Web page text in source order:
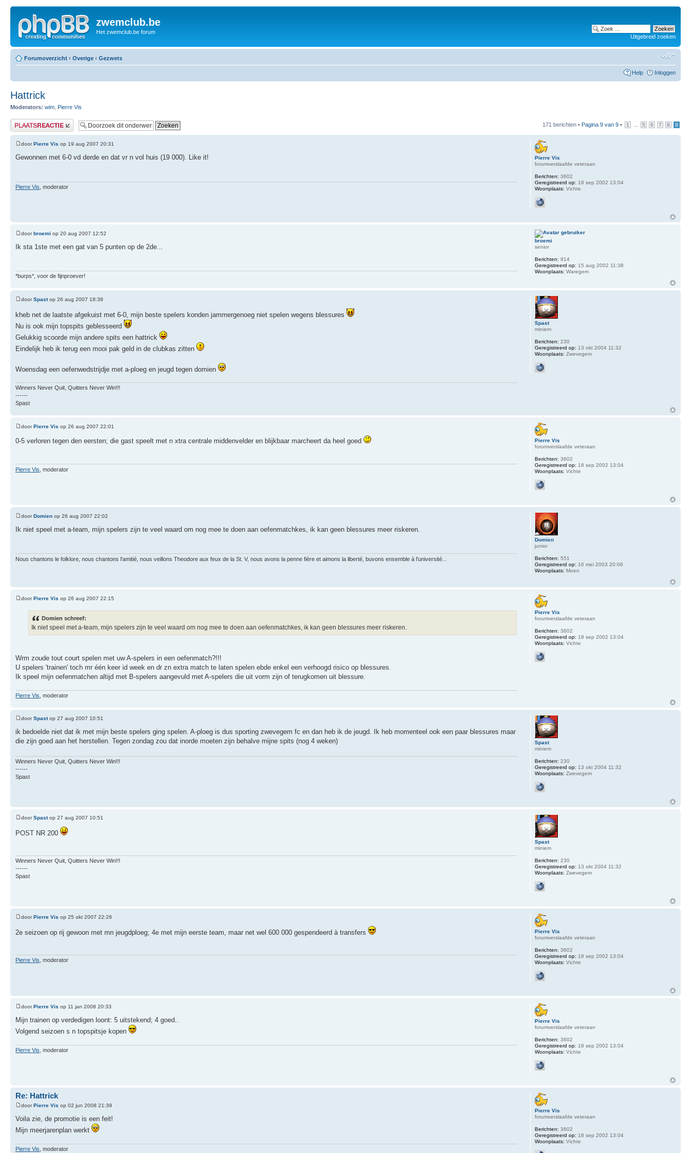
zwemclub.be
Het zwemclub.be forum
Uitgebreid zoeken
Forumoverzicht ‹ Overige ‹ Gezwets
Help Inloggen
Hattrick
Moderators: wim Pierre Vis
Plaats een reactie 171 berichten • Pagina 9 van 9 • 1 5 6 7 8 9
doorPierre Vis op 19 aug 2007 20:31
Gewonnen met 6-0 vd derde en dat vr n vol huis (19 000). Like it!
Pierre Vis , moderator
Pierre Vis
forumverslaafde veteraan
Berichten: 3602
Geregistreerd op: 18 sep 2002 13:04
Woonplaats: Vichte
doorbroemi op 20 aug 2007 12:52
Ik sta 1ste met een gat van 5 punten op de 2de...
*burps*, voor de fijnproever!
broemi
senior
Berichten: 914
Geregistreerd op: 15 aug 2002 11:38
Woonplaats: Waregem
doorSpastop 26 aug 2007 18:38
kheb net de laatste afgekuist met 6-0, mijn beste spelers konden jammergenoeg niet spelen wegens blessures
Nu is ook mijn topspits geblesseerd
Gelukkig scoorde mijn andere spits een hattrick
Eindelijk heb ik terug een mooi pak geld in de clubkas zitten
Woensdag een oefenwedstrijdje met a-ploeg en jeugd tegen domien
Winners Never Quit, Quitters Never Win!!!
------
Spast
Spast
miniem
Berichten: 230
Geregistreerd op: 13 okt 2004 11:32
Woonplaats: Zwevegem
doorPierre Vis op 26 aug 2007 22:01
0-5 verloren tegen den eersten; die gast speelt met n xtra centrale middenvelder en blijkbaar marcheert da heel goed
Pierre Vis , moderator
Pierre Vis
forumverslaafde veteraan
Berichten: 3602
Geregistreerd op: 18 sep 2002 13:04
Woonplaats: Vichte
doorDomien op 26 aug 2007 22:02
Ik niet speel met a-team, mijn spelers zijn te veel waard om nog mee te doen aan oefenmatchkes, ik kan geen blessures meer riskeren.
Nous chantons le folklore, nous chantons l'amitié, nous veillons Theodore aux feux de la St. V, nous avons la penne fière et aimons la liberté, buvons ensemble à l'université...
Domien
junior
Berichten: 551
Geregistreerd op: 16 mei 2003 20:06
Woonplaats: Moen
doorPierre Vis op 26 aug 2007 22:15
Domien schreef:
Ik niet speel met a-team, mijn spelers zijn te veel waard om nog mee te doen aan oefenmatchkes, ik kan geen blessures meer riskeren.
Wrm zoude tout court spelen met uw A-spelers in een oefenmatch?!!!
U spelers 'trainen' toch mr één keer id week en dr zn extra match te laten spelen ebde enkel een verhoogd risico op blessures.
Ik speel mijn oefenmatchen altijd met B-spelers aangevuld met A-spelers die uit vorm zijn of terugkomen uit blessure.
Pierre Vis , moderator
Pierre Vis
forumverslaafde veteraan
Berichten: 3602
Geregistreerd op: 18 sep 2002 13:04
Woonplaats: Vichte
doorSpastop 27 aug 2007 10:51
ik bedoelde niet dat ik met mijn beste spelers ging spelen. A-ploeg is dus sporting zwevegem fc en dan heb ik de jeugd. Ik heb momenteel ook een paar blessures maar
die zijn goed aan het herstellen. Tegen zondag zou dat inorde moeten zijn behalve mijne spits (nog 4 weken)
Winners Never Quit, Quitters Never Win!!!
------
Spast
Spast
miniem
Berichten: 230
Geregistreerd op: 13 okt 2004 11:32
Woonplaats: Zwevegem
doorSpastop 27 aug 2007 10:51
POST NR 200
Winners Never Quit, Quitters Never Win!!!
------
Spast
Spast
miniem
Berichten: 230
Geregistreerd op: 13 okt 2004 11:32
Woonplaats: Zwevegem
doorPierre Vis op 25 okt 2007 22:26
2e seizoen op rij gewoon met mn jeugdploeg; 4e met mijn eerste team, maar net wel 600 000 gespendeerd à transfers
Pierre Vis , moderator
Pierre Vis
forumverslaafde veteraan
Berichten: 3602
Geregistreerd op: 18 sep 2002 13:04
Woonplaats: Vichte
doorPierre Vis op 11 jan 2008 20:33
Mijn trainen op verdedigen loont: 5 uitstekend; 4 goed..
Volgend seizoen s n topspitsje kopen
Pierre Vis , moderator
Pierre Vis
forumverslaafde veteraan
Berichten: 3602
Geregistreerd op: 18 sep 2002 13:04
Woonplaats: Vichte
Re: Hattrick
doorPierre Vis op 02 jun 2008 21:39
Voila zie, de promotie is een feit!
Mijn meerjarenplan werkt
Pierre Vis , moderator
Pierre Vis
forumverslaafde veteraan
Berichten: 3602
Geregistreerd op: 18 sep 2002 13:04
Woonplaats: Vichte